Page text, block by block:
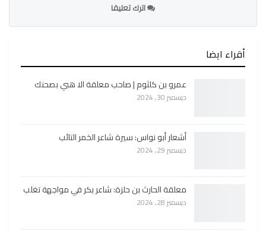
اترك تعليقا
أقراء ايضا
عمرو بن كلثوم | صاحب معلقة الا هبي بصحنك
ديسمبر 30, 2024
أشعار أبو نواس: سيرة شاعر الخمر التائب
ديسمبر 29, 2024
معلقة الحارث بن حلزة: شاعر بكر في مواجهة تغلب
ديسمبر 28, 2024